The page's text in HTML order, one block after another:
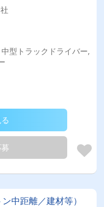
型トラックドライバー,
中距離／建材等）